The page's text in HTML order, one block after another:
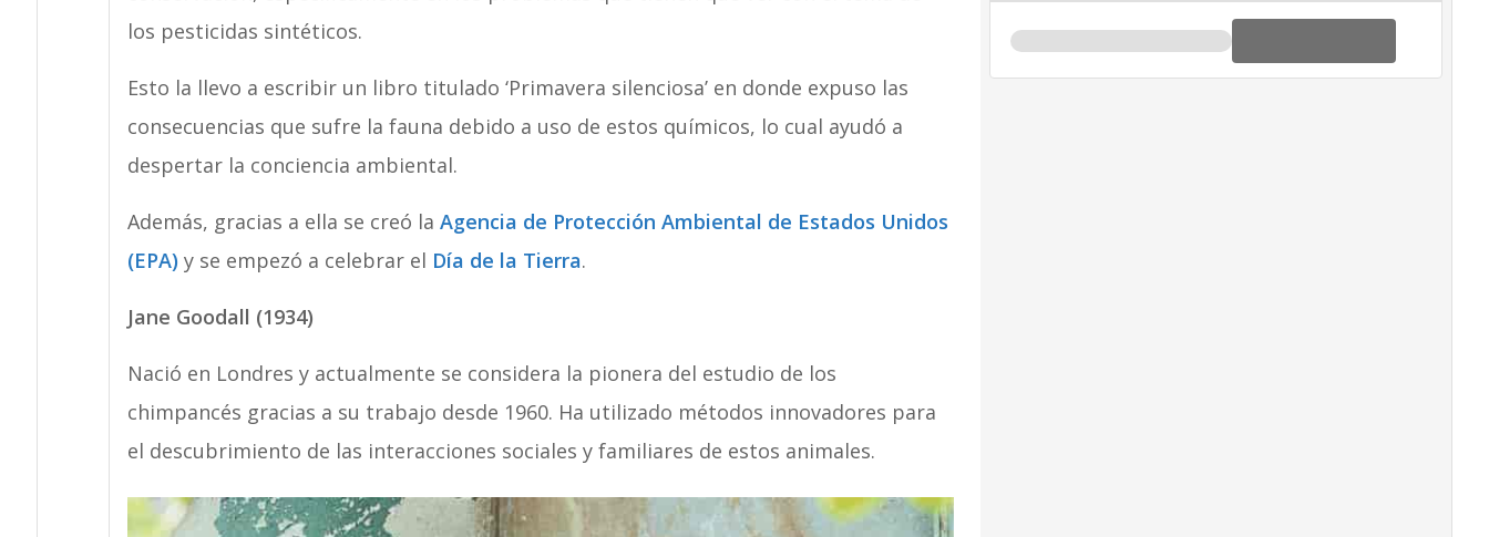
los pesticidas sintéticos.
Esto la llevo a escribir un libro titulado ‘Primavera silenciosa’ en donde expuso las
consecuencias que sufre la fauna debido a uso de estos químicos, lo cual ayudó a
despertar la conciencia ambiental.
Además, gracias a ella se creó la Agencia de Protección Ambiental de Estados Unidos
(EPA) y se empezó a celebrar el Día de la Tierra.
Jane Goodall (1934)
Nació en Londres y actualmente se considera la pionera del estudio de los
chimpancés gracias a su trabajo desde 1960. Ha utilizado métodos innovadores para
el descubrimiento de las interacciones sociales y familiares de estos animales.